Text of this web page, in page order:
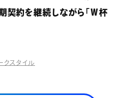
契約を継続しながら「Ｗ杯
クスタイル